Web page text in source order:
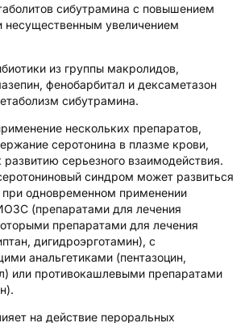
сибутрамина с повышением
несущественным увеличением
из группы макролидов,
фенобарбитал и дексаметазон
сибутрамина.
нескольких препаратов,
серотонина в плазме крови,
серьезного взаимодействия.
синдром может развиться
при одновременном применении
(препаратами для лечения
препаратами для лечения
дигидроэрготамин), с
анальгетиками (пентазоцин,
или противокашлевыми препаратами
на действие пероральных